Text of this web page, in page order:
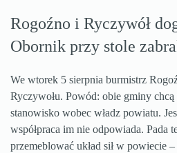
Rogoźno i Ryczywół
Obornik przy stole
We wtorek 5 sierpnia burmistrz
Ryczywołu. Powód: obie gminy
stanowisko wobec władz powiatu.
współpraca im nie odpowiada. Pada
przemeblować układ sił w powiecie